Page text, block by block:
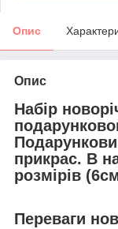
Опис
Опис
Набір
прикрас. В
розмірів
Переваги